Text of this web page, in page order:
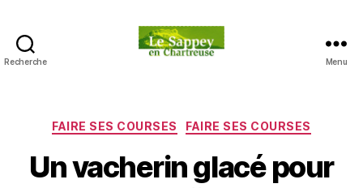
Recherche
en
Chartreuse
Menu
Catégories
FAIRE SES COURSES FAIRE SES COURSES
Un vacherin glacé pour